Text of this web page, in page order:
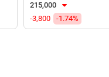
215,000
-3,800
-1.74%